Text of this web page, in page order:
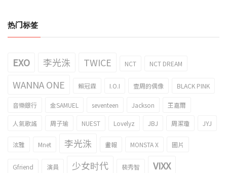
热门标签
EXO 李光洙 TWICE NCT NCT DREAM
WANNA ONE 賴冠霖 I.O.I 壹周的偶像 BLACK PINK
音樂銀行 金SAMUEL seventeen Jackson 王嘉爾
人氣歌謠 周子瑜 NUEST Lovelyz JBJ 周潔瓊 JYJ
泫雅 Mnet 李光洙 畫報 MONSTA X 圖片
Gfriend 演員 少女时代 裴秀智 VIXX